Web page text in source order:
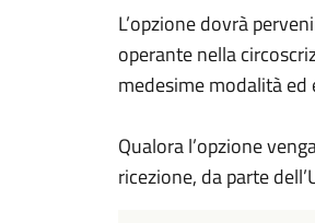
L’opzione dovrà
operante nella
medesime modalità
Qualora l’opzione
ricezione, da parte